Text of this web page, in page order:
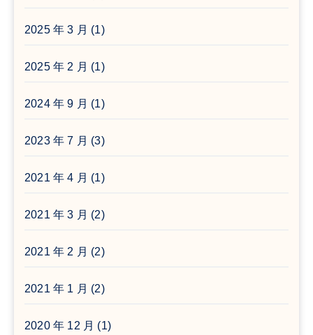
2025 年 3 月 (1)
2025 年 2 月 (1)
2024 年 9 月 (1)
2023 年 7 月 (3)
2021 年 4 月 (1)
2021 年 3 月 (2)
2021 年 2 月 (2)
2021 年 1 月 (2)
2020 年 12 月 (1)